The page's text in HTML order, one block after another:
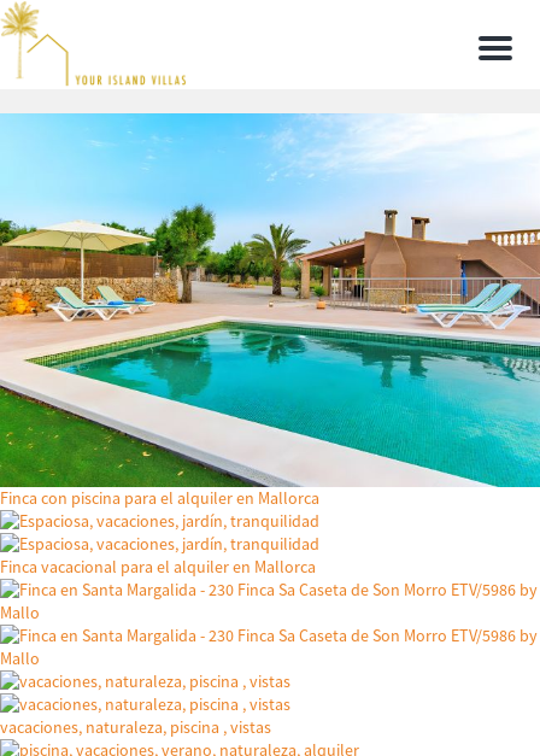
Menu
Finca con piscina para el alquiler en Mallorca
Finca vacacional para el alquiler en Mallorca
vacaciones, naturaleza, piscina , vistas